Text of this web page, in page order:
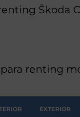
Škoda
renting
EXTERIOR